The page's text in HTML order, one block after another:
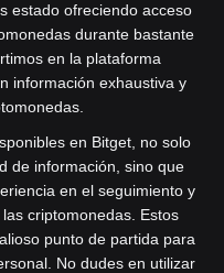
estado ofreciendo acceso
durante bastante
en la plataforma
información exhaustiva y
en Bitget, no solo
de información, sino que
en el seguimiento y
criptomonedas. Estos
punto de partida para
No dudes en utilizar